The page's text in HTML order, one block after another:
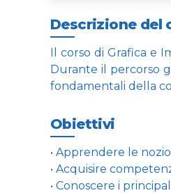
Descrizione del
Il corso di Grafica e
Durante il percorso
fondamentali della
Obiettivi
• Apprendere le
• Acquisire
• Conoscere i